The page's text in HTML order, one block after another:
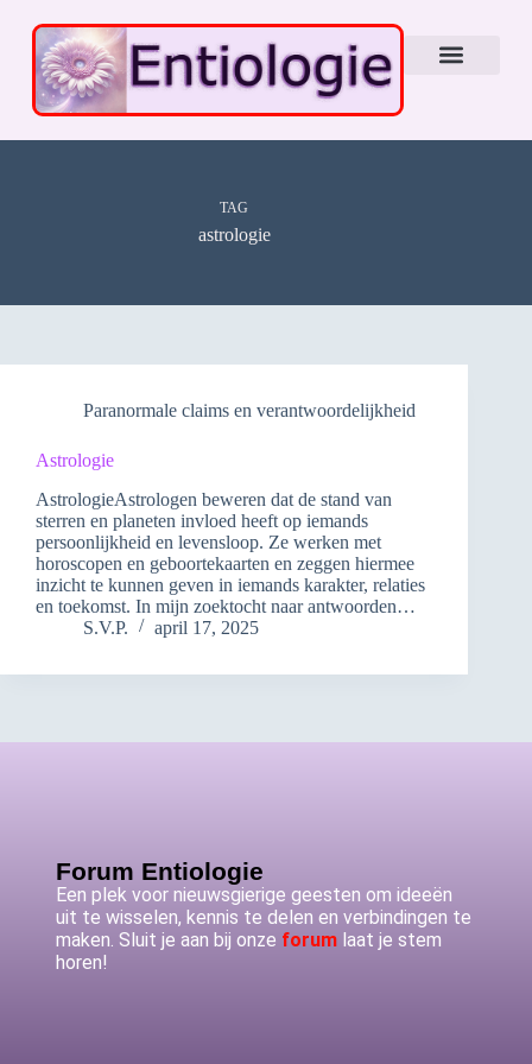
TAG
astrologie
Paranormale claims en verantwoordelijkheid
Astrologie
AstrologieAstrologen beweren dat de stand van
sterren en planeten invloed heeft op iemands
persoonlijkheid en levensloop. Ze werken met
horoscopen en geboortekaarten en zeggen hiermee
inzicht te kunnen geven in iemands karakter, relaties
en toekomst. In mijn zoektocht naar antwoorden…
S.V.P.
april 17, 2025
Forum Entiologie
Een plek voor nieuwsgierige geesten om ideeën
uit te wisselen, kennis te delen en verbindingen te
maken. Sluit je aan bij onze forumlaat je stem
horen!